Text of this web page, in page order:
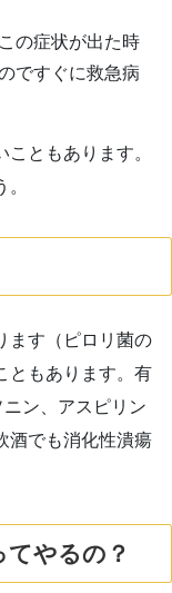
の症状が出た時
ですぐに救急病
ともあります。
ます（ピロリ菌の
ともあります。有
ニン、アスピリン
酒でも消化性潰瘍
やるの？